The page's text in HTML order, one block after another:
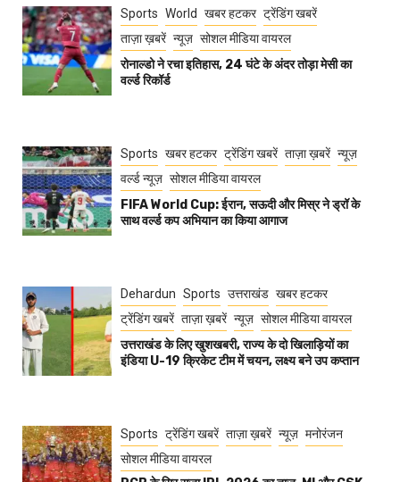
Sports World खबर हटकर ट्रेंडिंग खबरें
ताज़ा ख़बरें न्यूज़ सोशल मीडिया वायरल
रोनाल्डो ने रचा इतिहास, 24 घंटे के अंदर तोड़ा मेसी का
वर्ल्ड रिकॉर्ड
Sports खबर हटकर ट्रेंडिंग खबरें ताज़ा ख़बरें न्यूज़
वर्ल्ड न्यूज़ सोशल मीडिया वायरल
FIFA World Cup: ईरान, सऊदी और मिस्र ने ड्रॉ के
साथ वर्ल्ड कप अभियान का किया आगाज
Dehardun Sports उत्तराखंड खबर हटकर
ट्रेंडिंग खबरें ताज़ा ख़बरें न्यूज़ सोशल मीडिया वायरल
उत्तराखंड के लिए खुशखबरी, राज्य के दो खिलाड़ियों का
इंडिया U-19 क्रिकेट टीम में चयन, लक्ष्य बने उप कप्तान
Sports ट्रेंडिंग खबरें ताज़ा ख़बरें न्यूज़ मनोरंजन
सोशल मीडिया वायरल